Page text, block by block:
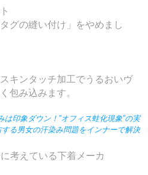
グの縫い付け」をやめまし
キンタッチ加工でうるおいヴ
包み込みます。
は印象ダウン！”オフィス蛙化現象”の実
る男女の汗染み問題をインナーで解決
考えている下着メーカ